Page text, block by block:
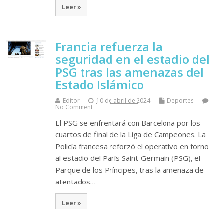
Leer »
Francia refuerza la
seguridad en el estadio del
PSG tras las amenazas del
Estado Islámico
Editor 10 de abril de 2024
Deportes
No Comment
El PSG se enfrentará con Barcelona por los
cuartos de final de la Liga de Campeones. La
Policía francesa reforzó el operativo en torno
al estadio del París Saint-Germain (PSG), el
Parque de los Príncipes, tras la amenaza de
atentados…
Leer »